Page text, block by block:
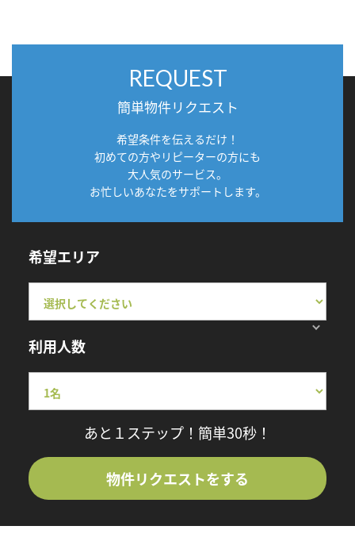
REQUEST
簡単物件リクエスト
希望条件を伝えるだけ！
初めての方やリピーターの方にも
大人気のサービス。
お忙しいあなたをサポートします。
希望エリア
利用人数
あと１ステップ！簡単30秒！
物件リクエストをする